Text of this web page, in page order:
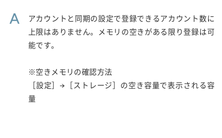
A
アカウントと同期の設定で登録できるアカウント数に
上限はありません。メモリの空きがある限り登録は可
能です。
※空きメモリの確認方法
［設定］→［ストレージ］の空き容量で表示される容
量